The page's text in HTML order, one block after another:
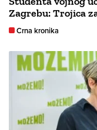
Zagrebu: Trojica
Crna kronika